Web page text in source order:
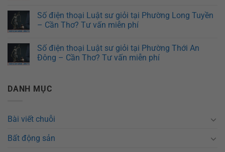
Số điện thoại Luật sư giỏi tại Phường Long Tuyền
– Cần Thơ? Tư vấn miễn phí
Số điện thoại Luật sư giỏi tại Phường Thới An
Đông – Cần Thơ? Tư vấn miễn phí
DANH MỤC
Bài viết chuỗi
Bất động sản